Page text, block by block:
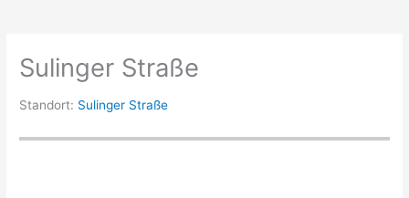
Sulinger Straße
Standort: Sulinger Straße